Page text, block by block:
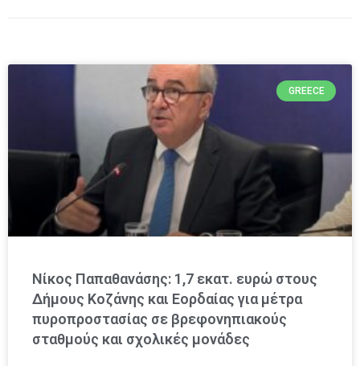
GREECE
Νίκος Παπαθανάσης: 1,7 εκατ. ευρώ στους
Δήμους Κοζάνης και Εορδαίας για μέτρα
πυροπροστασίας σε βρεφονηπιακούς
σταθμούς και σχολικές μονάδες